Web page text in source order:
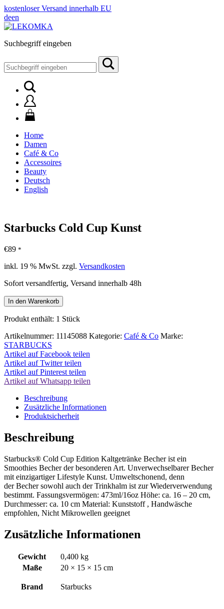
kostenloser Versand innerhalb EU
deen
Suchbegriff eingeben
nach:
Home
Damen
Café & Co
Accessoires
Beauty
Deutsch
English
Starbucks Cold Cup Kunst
€89 *
inkl. 19 % MwSt. zzgl. Versandkosten
Sofort versandfertig, Versand innerhalb 48h
Starbucks
Cold
Cup
Menge
In den Warenkorb
Produkt enthält: 1 Stück
Artikelnummer: 11145088 Kategorie: Café & Co Marke:
STARBUCKS
Artikel auf Facebook teilen
Artikel auf Twitter teilen
Artikel auf Pinterest teilen
Artikel auf Whatsapp teilen
Beschreibung
Zusätzliche Informationen
Produktsicherheit
Beschreibung
Starbucks® Cold Cup Edition Kaltgetränke Becher ist ein
Smoothies Becher der besonderen Art. Unverwechselbarer Becher
mit einzigartiger Lifestyle Kunst. Umweltschonend, denn
der Becher sowohl auch der Trinkhalm ist zur Wiederverwendung
bestimmt. Fassungsvermögen: 473ml/16oz Höhe: ca. 16 – 20 cm,
Durchmesser: ca. 10 cm Material: Kunststoff , Handwäsche
empfohlen, Nicht Mikrowellen geeignet
Zusätzliche Informationen
Gewicht
0,400 kg
Maße
20 × 15 × 15 cm
Brand Starbucks